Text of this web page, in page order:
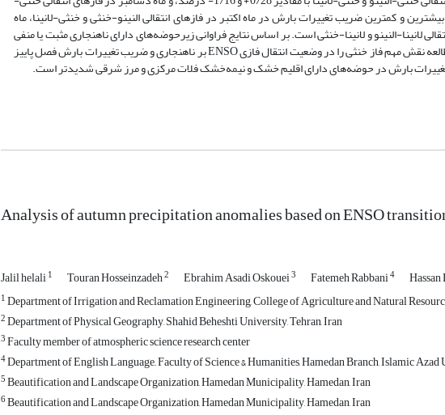
درصد رخ داده است. همچنین بیشترین و کمترین ضریب تغییرات بارش در ماه اکتبر در فازهای انتقالی النینو-خنثی و خنثی-لانینا، ماه
لانینا-النینو و لانینا-خنثی است. بر اساس نتایج فراوانی زیرحوضه‌های دارای ناهنجاری مثبت یا منفی
در ماه‌های مختلف تحت فازهای انتقالی ENSO تغییر می‌کند. نتیجه نهایی این مطالعه نقش مهم فاز خنثی را در وضعیت انتقال فازی ENSO بر ناهنجاری و ضریب تغییرات بارش فصل پاییز
بارش در حوضه‌های دارای اقلیم خشک و نیمه‌خشک فلات مرکزی و مرز شرقی شدیدتر است.
Analysis of autumn precipitation anomalies based on ENSO
Jalil helali1 Touran Hosseinzadeh2 Ebrahim Asadi Oskouei3 Fatemeh Rabbani4
1Department of Irrigation and Reclamation Engineering, College of Agriculture and Natural
2Department of Physical Geography, Shahid Beheshti University, Tehran, Iran
3Faculty member of atmospheric science research center
4Department of English Language,, Faculty of Science & Humanities, Hamedan Branch, Islamic
5Beautification and Landscape Organization, Hamedan Municipality, Hamedan, Iran
6Beautification and Landscape Organization, Hamedan Municipality, Hamedan, Iran